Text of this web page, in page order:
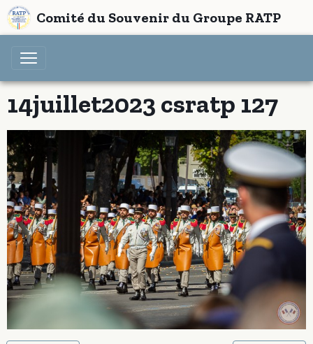
Comité du Souvenir du Groupe RATP
14juillet2023 csratp 127